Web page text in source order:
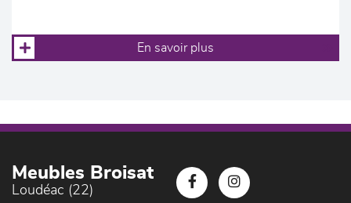
En savoir plus
Meubles Broisat
Loudéac (22)